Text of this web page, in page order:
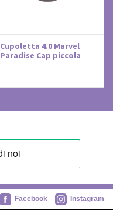
Cupoletta 4.0 Marvel
Paradise Cap piccola
Facebook Instagram